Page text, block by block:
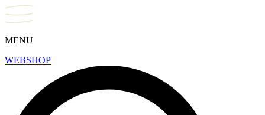
MENU
WEBSHOP